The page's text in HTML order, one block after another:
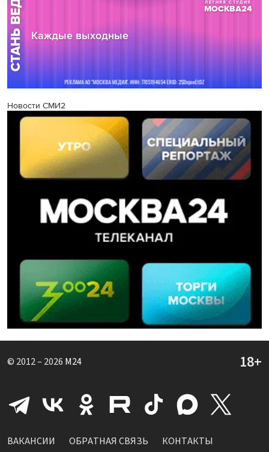
Новости СМИ2
© 2012 – 2026 M24
ВАКАНСИИ ОБРАТНАЯ СВЯЗЬ
КОНТАКТЫ